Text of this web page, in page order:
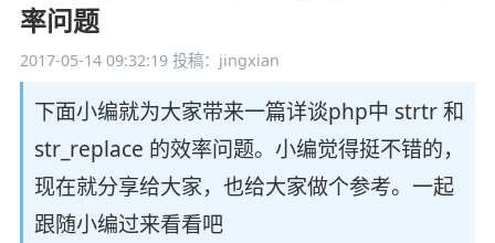
率问题
2017-05-14 09:32:19投稿：jingxian
下面小编就为大家带来一篇详谈php中 strtr 和
str_replace 的效率问题。小编觉得挺不错的，
现在就分享给大家，也给大家做个参考。一起
跟随小编过来看看吧